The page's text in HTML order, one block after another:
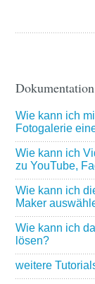
Dokumentation
Wie kann ich
Fotogalerie
Wie kann ich
zu YouTube,
Wie kann ich
Maker
Wie kann ich
lösen?
weitere